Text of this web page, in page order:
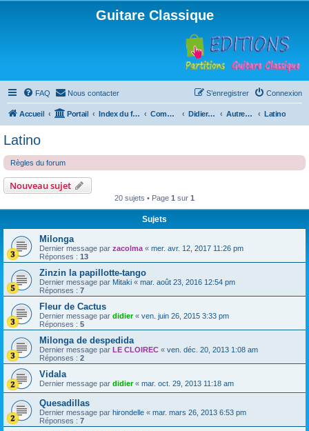
Guitare Classique
FAQ Nous contacter Connexion
S’enregistrer
Accueil Portail Index du forum Compositions Didierland Autres musiques Latino
Latino
Règles du forum
Nouveau sujet
20 sujets • Page 1 sur 1
Sujets
Milonga
Dernier message par zacolma « mer. avr. 12, 2017 11:26 pm
Réponses : 13
Zinzin la papillotte-tango
Dernier message par Mitaki « mar. août 23, 2016 12:54 pm
Réponses : 7
Fleur de Cactus
Dernier message par didier« ven. juin 26, 2015 3:33 pm
Réponses : 5
Milonga de despedida
Dernier message par LE CLOIREC « ven. déc. 20, 2013 1:08 am
Réponses : 2
Vidala
Dernier message par didier« mar. oct. 29, 2013 11:18 am
Quesadillas
Dernier message par hirondelle « mar. mars 26, 2013 6:53 pm
Réponses : 7